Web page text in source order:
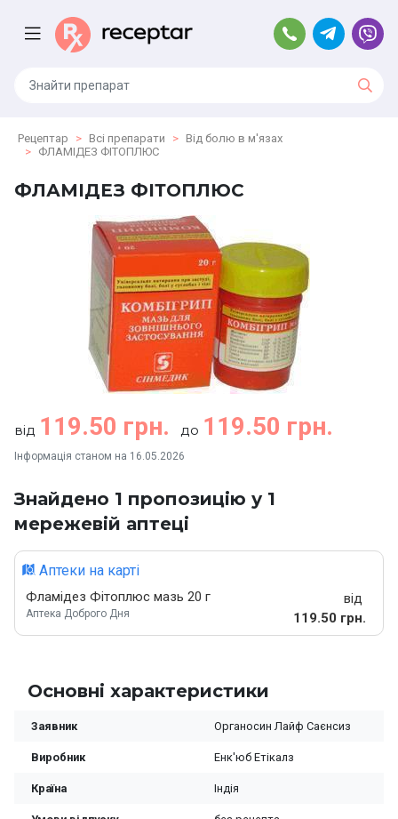
Рецептар Всі препарати
Від болю в м'язах
ФЛАМІДЕЗ ФІТОПЛЮС
ФЛАМІДЕЗ ФІТОПЛЮС
від 119.50 грн. до 119.50 грн.
Інформація станом на 16.05.2026
Знайдено 1 пропозицію у 1
мережевій аптеці
Аптеки на карті
Фламідез Фітоплюс мазь 20 г
Аптека Доброго Дня
від
119.50 грн.
Основні характеристики
Заявник Органосин Лайф Саєнсиз
Виробник Енк'юб Етікалз
Країна Індія